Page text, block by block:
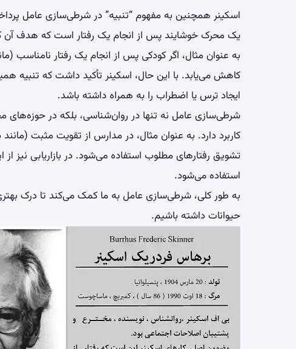
اسکینر همچنین به مفهوم “تنبیه” در شرطی‌سازی عامل
یک محرک خوشایند پس از انجام یک رفتار است که هدف آن
به عنوان مثال، اگر کودکی پس از انجام یک رفتار نامناسب
کاهش می‌یابد. با این حال، اسکینر تأکید داشت که
ایجاد ترس یا اضطراب را به همراه داشته باشد.
شرطی‌سازی عامل نه تنها در روان‌شناسی، بلکه در حوزه‌های
کاربرد دارد. به عنوان مثال، در مدارس از تقویت مثبت
تشویق رفتارهای مطلوب استفاده می‌شود. در بازاریابی نیز
استفاده می‌شود.
به طور کلی، شرطی‌سازی عامل به ما کمک می‌کند تا درک
حیوانات داشته باشیم.